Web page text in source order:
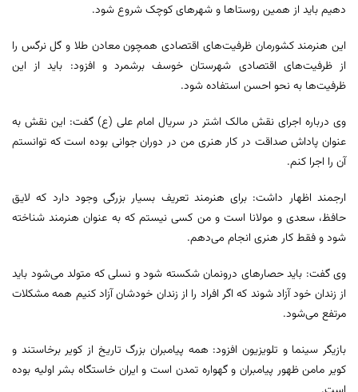
دهیم باید از همین روستاها و شهرهای کوچک شروع شود.
این هنرمند کشورمان ظرفیت‌های اقتصادی همچون معادن طلا و گل نرگس را
از ظرفیت‌های اقتصادی شهرستان خوسف برشمرد و افزود: باید از این
ظرفیت‌ها به نحو احسن استفاده شود.
وی درباره اجرای نقش مالک اشتر در سریال امام علی (ع) گفت: این نقش به
عنوان پاداش صداقت در کار هنری من در دوران جوانی بوده است که توانستم
آن را اجرا کنم.
ارجمند اظهار داشت: برای هنرمند تعریف بسیار بزرگی وجود دارد که لایق
حافظ، سعدی و مولانا است و من کسی نیستم که به عنوان هنرمند شناخته
شود و فقط کار هنری انجام می‌دهم.
وی گفت: باید حصارهای درونمان شکسته شود و نسلی که متولد می‌شود باید
از زندان خود آزاد شوند که اگر افراد را از زندان خودشان آزاد کنیم همه مشکلات
مرتفع می‌شود.
بازیگر سینما و تلویزیون افزود: همه پیامبران بزرگ تاریخ از کویر برخاستند و
کویر مامن ظهور پیامبران و گهواره تمدن است و ایران خاستگاه بشر اولیه بوده